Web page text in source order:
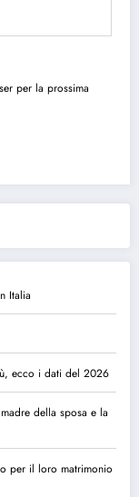
per la prossima
Italia
ecco i dati del 2026
della sposa e la
per il loro matrimonio